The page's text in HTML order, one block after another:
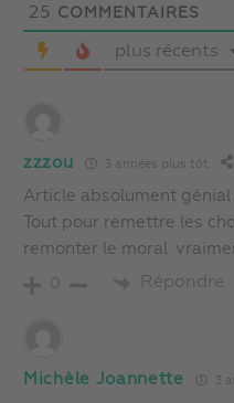
25 COMMENTAIRES
plus récents
zzzou 3 années plus tôt
Article absolument génial
Tout pour remettre les
remonter le moral
0 Répondre
Michèle Joannette 3